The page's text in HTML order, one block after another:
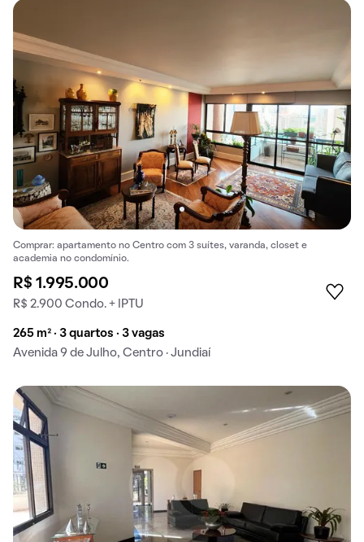
Comprar: apartamento no Centro com 3 suítes, varanda, closet e
academia no condomínio.
R$ 1.995.000
R$ 2.900 Condo. + IPTU
265 m² · 3 quartos · 3 vagas
Avenida 9 de Julho, Centro · Jundiaí